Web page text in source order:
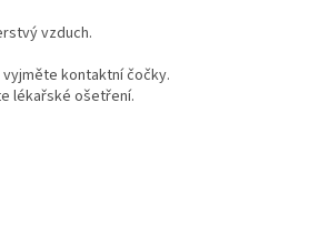
vzduch.
kontaktní čočky.
lékařské ošetření.